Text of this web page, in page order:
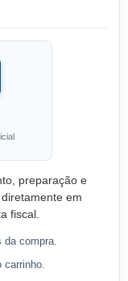
preparação e
em
fiscal.
da compra.
carrinho.